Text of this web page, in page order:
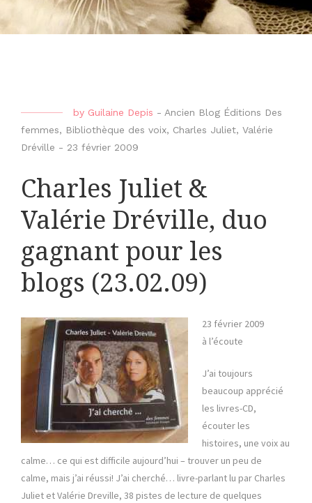
by Guilaine Depis - Ancien Blog Éditions Des
femmes, Bibliothèque des voix, Charles Juliet, Valérie
Dréville - 23 février 2009
Charles Juliet &
Valérie Dréville, duo
gagnant pour les
blogs (23.02.09)
23 février 2009
à l’écoute
J’ai toujours
beaucoup apprécié
les livres-CD,
écouter les
histoires, une voix au
calme… ce qui est difficile aujourd’hui – trouver un peu de
calme, mais j’ai réussi! J’ai cherché… livre-parlant lu par Charles
Juliet et Valérie Dreville, 38 pistes de lecture de quelques